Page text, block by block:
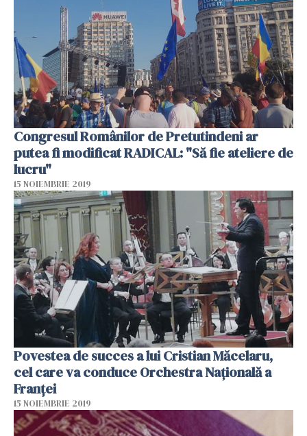
Congresul Românilor de Pretutindeni ar
putea fi modificat RADICAL: "Să fie ateliere de
lucru"
15 NOIEMBRIE 2019
Povestea de succes a lui Cristian Măcelaru,
cel care va conduce Orchestra Națională a
Franței
15 NOIEMBRIE 2019